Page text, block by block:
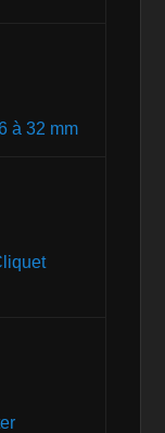
à 32 mm